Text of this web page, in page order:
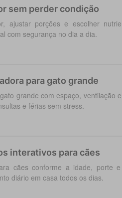
sem perder condição
ajustar porções e escolher
com segurança no dia a dia.
para gato grande
grande com espaço, ventilação
e férias sem stress.
interativos para cães
cães conforme a idade, porte
diário em casa todos os dias.